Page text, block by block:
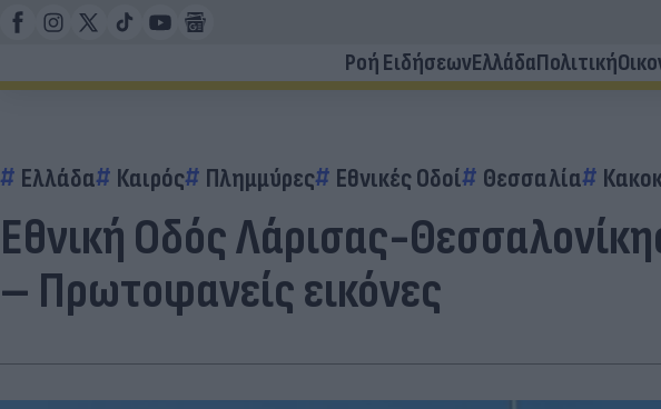
Ροή ΕιδήσεωνΕλλάδαΠολιτική
Ελλάδα Καιρός Πλημμύρες Εθνικές Οδοί Θεσσαλία
Εθνική Οδός Λάρισας-
– Πρωτοφανείς εικόνες